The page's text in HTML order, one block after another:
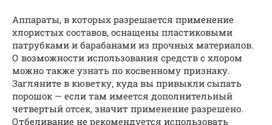
Аппараты, в которых разрешается применение
хлористых составов, оснащены пластиковыми
патрубками и барабанами из прочных материалов.
О возможности использования средств с хлором
можно также узнать по косвенному признаку.
Загляните в кюветку, куда вы привыкли сыпать
порошок — если там имеется дополнительный
четвертый отсек, значит применение разрешено.
Отбеливание не рекомендуется использовать